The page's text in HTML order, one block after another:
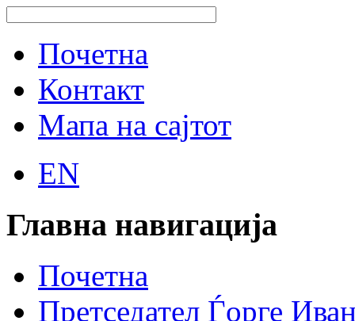
Почетна
Контакт
Мапа на сајтот
EN
Главна навигација
Почетна
Претседател Ѓорге